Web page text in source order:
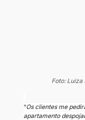
Foto: Luiza
“Os clientes me
apartamento